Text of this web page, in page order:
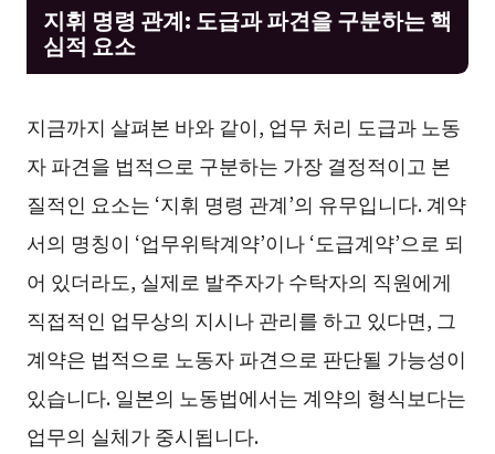
지휘 명령 관계: 도급과 파견을 구분하는 핵
심적 요소
지금까지 살펴본 바와 같이, 업무 처리 도급과 노동
자 파견을 법적으로 구분하는 가장 결정적이고 본
질적인 요소는 ‘지휘 명령 관계’의 유무입니다. 계약
서의 명칭이 ‘업무위탁계약’이나 ‘도급계약’으로 되
어 있더라도, 실제로 발주자가 수탁자의 직원에게
직접적인 업무상의 지시나 관리를 하고 있다면, 그
계약은 법적으로 노동자 파견으로 판단될 가능성이
있습니다. 일본의 노동법에서는 계약의 형식보다는
업무의 실체가 중시됩니다.